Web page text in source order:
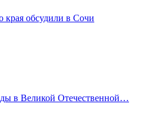
края обсудили в Сочи
в Великой Отечественной…